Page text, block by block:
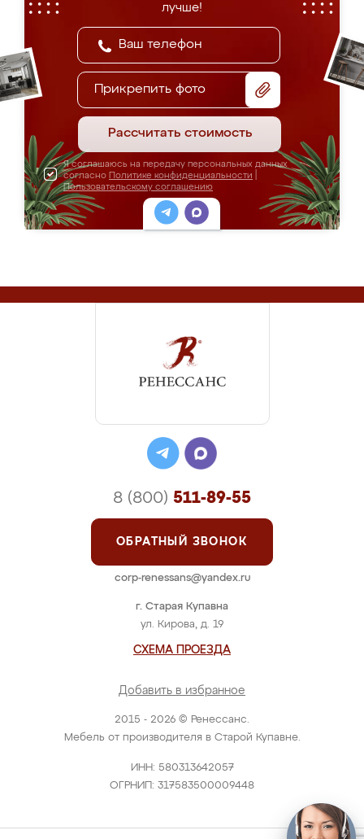
лучше!
Прикрепить фото
Рассчитать стоимость
Я соглашаюсь на передачу персональных данных
согласно Политике конфиденциальности
Пользовательскому соглашению
2015 - 2026 © Ренессанс.
Мебель от производителя в Старой Купавне.
ИНН: 580313642057
ОГРНИП: 317583500009448
г. Старая Купавна
ул. Кирова, д. 19
СХЕМА ПРОЕЗДА
Добавить в избранное
8 (800) 511-89-55
ОБРАТНЫЙ ЗВОНОК
corp-renessans@yandex.ru